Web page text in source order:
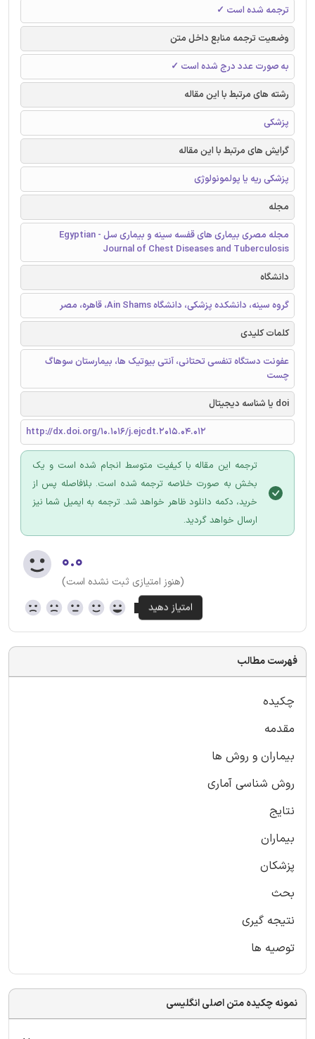
ترجمه شده است ✓
وضعیت ترجمه منابع داخل متن
به صورت عدد درج شده است ✓
رشته های مرتبط با این مقاله
پزشکی
گرایش های مرتبط با این مقاله
پزشکی ریه یا پولمونولوژی
مجله
مجله مصری بیماری های قفسه سینه و بیماری سل - Egyptian
Journal of Chest Diseases and Tuberculosis
دانشگاه
گروه سینه، دانشکده پزشکی، دانشگاه Ain Shams، قاهره، مصر
کلمات کلیدی
عفونت دستگاه تنفسی تحتانی، آنتی بیوتیک ها، بیمارستان سوهاگ
چست
doi یا شناسه دیجیتال
http://dx.doi.org/10.1016/j.ejcdt.2015.04.012
ترجمه این مقاله با کیفیت متوسط انجام شده است و یک
بخش به صورت خلاصه ترجمه شده است. بلافاصله پس از
خرید، دکمه دانلود ظاهر خواهد شد. ترجمه به ایمیل شما نیز
ارسال خواهد گردید.
۰.۰
(هنوز امتیازی ثبت نشده است)
فهرست مطالب
چکیده
مقدمه
بیماران و روش ها
روش شناسی آماری
نتایج
بیماران
پزشکان
بحث
نتیجه گیری
توصیه ها
نمونه چکیده متن اصلی انگلیسی